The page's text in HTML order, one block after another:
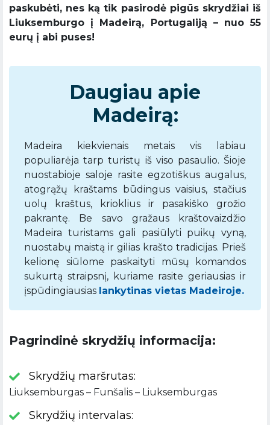
paskubėti, nes ką tik pasirodė pigūs skrydžiai iš
Liuksemburgo į Madeirą, Portugaliją – nuo 55
eurų į abi puses!
Daugiau apie
Madeirą:
Madeira kiekvienais metais vis labiau
populiarėja tarp turistų iš viso pasaulio. Šioje
nuostabioje saloje rasite egzotiškus augalus,
atogrąžų kraštams būdingus vaisius, stačius
uolų kraštus, krioklius ir pasakiško grožio
pakrantę. Be savo gražaus kraštovaizdžio
Madeira turistams gali pasiūlyti puikų vyną,
nuostabų maistą ir gilias krašto tradicijas. Prieš
kelionę siūlome paskaityti mūsų komandos
sukurtą straipsnį, kuriame rasite geriausias ir
įspūdingiausias lankytinas vietas Madeiroje.
Pagrindinė skrydžių informacija:
Skrydžių maršrutas:
Liuksemburgas – Funšalis – Liuksemburgas
Skrydžių intervalas: